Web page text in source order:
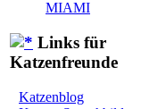
MIAMI
Links für
Katzenfreunde
Katzenblog